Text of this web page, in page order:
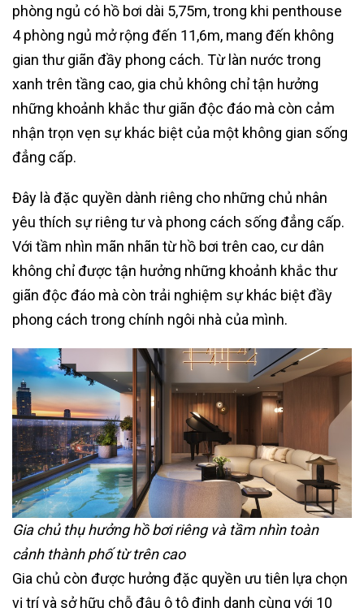
phòng ngủ có hồ bơi dài 5,75m, trong khi penthouse
4 phòng ngủ mở rộng đến 11,6m, mang đến không
gian thư giãn đầy phong cách. Từ làn nước trong
xanh trên tầng cao, gia chủ không chỉ tận hưởng
những khoảnh khắc thư giãn độc đáo mà còn cảm
nhận trọn vẹn sự khác biệt của một không gian sống
đẳng cấp.
Đây là đặc quyền dành riêng cho những chủ nhân
yêu thích sự riêng tư và phong cách sống đẳng cấp.
Với tầm nhìn mãn nhãn từ hồ bơi trên cao, cư dân
không chỉ được tận hưởng những khoảnh khắc thư
giãn độc đáo mà còn trải nghiệm sự khác biệt đầy
phong cách trong chính ngôi nhà của mình.
Gia chủ thụ hưởng hồ bơi riêng và tầm nhìn toàn
cảnh thành phố từ trên cao
Gia chủ còn được hưởng đặc quyền ưu tiên lựa chọn
vị trí và sở hữu chỗ đậu ô tô định danh cùng với 10